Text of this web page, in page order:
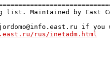
list. Maintained by East
if
rus/inetadm.html